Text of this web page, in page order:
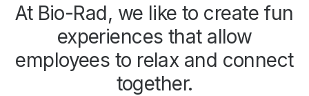
At Bio-Rad, we like to create fun
experiences that allow
employees to relax and connect
together.